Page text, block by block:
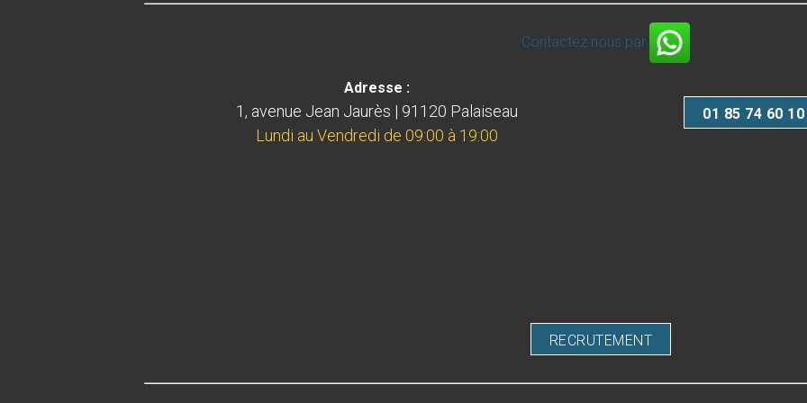
Contactez nous par
Adresse :
1, avenue Jean Jaurès | 91120 Palaiseau
Lundi au Vendredi de 09:00 à 19:00
01 85 74 60 10
RECRUTEMENT